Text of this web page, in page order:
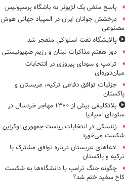
پاسخ منفی یک لژیونر به باشگاه پرسپولیس
درخشش جوانان ایران در المپیاد جهانی هوش
مصنوعی
پالایشگاه نفت اسلواکی منفجر شد
دور هفتم مذاکرات لبنان و رژیم صهیونیستی
ترامپ و سودای پیروزی در انتخابات
میان‌دوره‌ای
جزئیات توافق دفاعی ترکیه، عربستان و
پاکستان
بلاتکلیفی بیش از ۱۳۰۰ مهاجر خردسال در
سئوتای اسپانیا
زلنسکی در انتخابات ریاست جمهوری اوکراین
شکست می‌خورد
ادعاهای عربستان درباره توافق مشترک با
ترکیه و پاکستان
چگونه جنگ ترامپ با دانشگاه‌ها به شکست
کاخ سفید ختم شد؟